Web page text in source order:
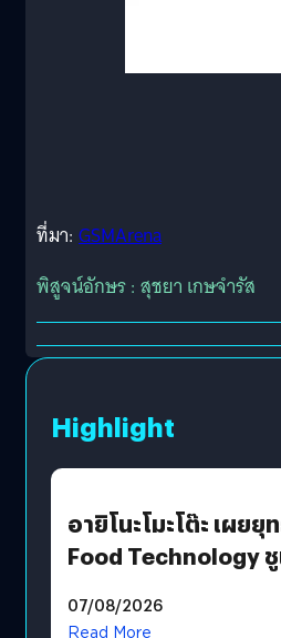
ที่มา: GSMArena
พิสูจน์อักษร : สุชยา เกษจำรัส
Highlight
อายิโนะโมะโต๊ะ เผย
Food Technology ชู
บริโภคและ B2B
07/08/2026
Read More